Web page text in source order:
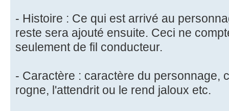
- Histoire : Ce qui est arrivé au
reste sera ajouté ensuite. Ceci ne
seulement de fil conducteur.
- Caractère : caractère du personnage,
rogne, l'attendrit ou le rend jaloux etc.